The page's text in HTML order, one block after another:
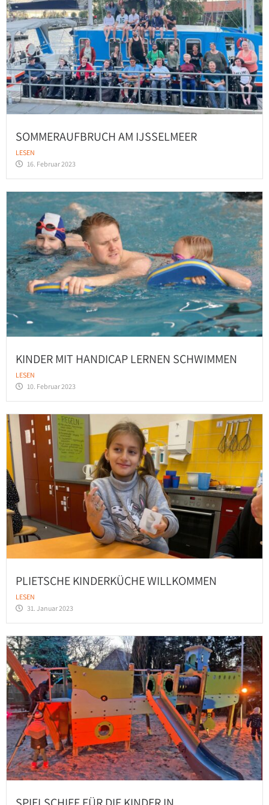
SOMMERAUFBRUCH AM IJSSELMEER
LESEN
16. Februar 2023
KINDER MIT HANDICAP LERNEN SCHWIMMEN
LESEN
10. Februar 2023
PLIETSCHE KINDERKÜCHE WILLKOMMEN
LESEN
31. Januar 2023